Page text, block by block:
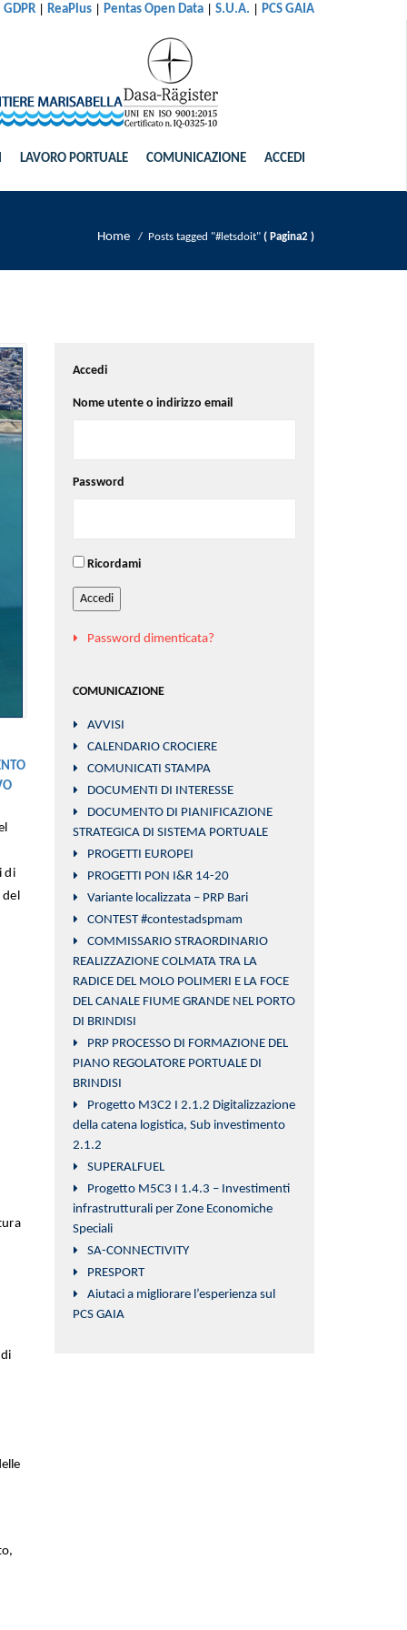
| ReaPlus | Pentas Open Data | S.U.A. | PCS GAIA
LAVORO PORTUALE COMUNICAZIONE ACCEDI
Home / Posts tagged "#letsdoit" ( Pagina2 )
di
Accedi
Nome utente o indirizzo email
Password
Ricordami
Accedi
Password dimenticata?
COMUNICAZIONE
AVVISI
CALENDARIO CROCIERE
COMUNICATI STAMPA
DOCUMENTI DI INTERESSE
DOCUMENTO DI PIANIFICAZIONE
STRATEGICA DI SISTEMA PORTUALE
PROGETTI EUROPEI
PROGETTI PON I&R 14-20
Variante localizzata – PRP Bari
CONTEST #contestadspmam
COMMISSARIO STRAORDINARIO
REALIZZAZIONE COLMATA TRA LA
RADICE DEL MOLO POLIMERI E LA FOCE
DEL CANALE FIUME GRANDE NEL PORTO
DI BRINDISI
PRP PROCESSO DI FORMAZIONE DEL
PIANO REGOLATORE PORTUALE DI
BRINDISI
Progetto M3C2 I 2.1.2 Digitalizzazione
della catena logistica, Sub investimento
2.1.2
SUPERALFUEL
Progetto M5C3 I 1.4.3 – Investimenti
infrastrutturali per Zone Economiche
Speciali
SA-CONNECTIVITY
PRESPORT
Aiutaci a migliorare l’esperienza sul
PCS GAIA